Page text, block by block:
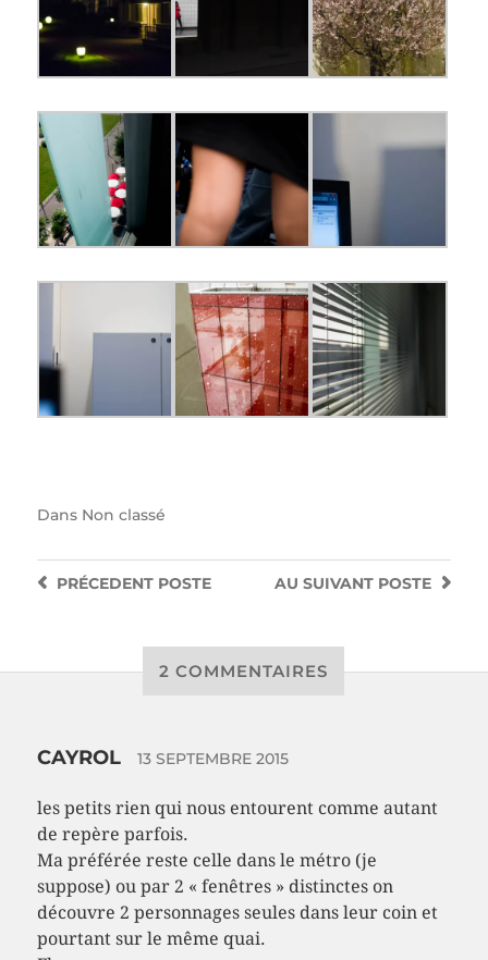
Dans Non classé
AU SUIVANT POSTE
PRÉCEDENTPOSTE
2 COMMENTAIRES
CAYROL 13 SEPTEMBRE 2015
les petits rien qui nous entourent comme autant
de repère parfois.
Ma préférée reste celle dans le métro (je
suppose) ou par 2 « fenêtres » distinctes on
découvre 2 personnages seules dans leur coin et
pourtant sur le même quai.